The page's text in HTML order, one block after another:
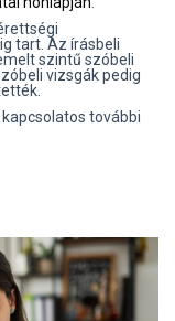
tart. Az írásbeli
szintű szóbeli
vizsgák pedig
további